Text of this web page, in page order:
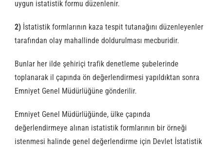
uygun istatistik formu düzenlenir.
2) İstatistik formlarının kaza tespit tutanağını düzenleyenler
tarafından olay mahallinde doldurulması mecburidir.
Bunlar her ilde şehiriçi trafik denetleme şubelerinde
toplanarak il çapında ön değerlendirmesi yapıldıktan sonra
Emniyet Genel Müdürlüğüne gönderilir.
Emniyet Genel Müdürlüğünde, ülke çapında
değerlendirmeye alınan istatistik formlarının bir örneği
istenmesi halinde genel değerlendirme için Devlet İstatistik